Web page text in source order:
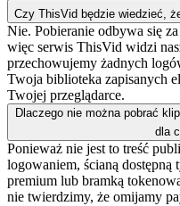
Czy ThisVid będzie wiedzieć,
Nie. Pobieranie odbywa się
więc serwis ThisVid widzi
przechowujemy żadnych
Twoja biblioteka zapisanych
Twojej przeglądarce.
Dlaczego nie można pobrać
dla
Ponieważ nie jest to treść
logowaniem, ścianą
premium lub bramką
nie twierdzimy, że omijamy